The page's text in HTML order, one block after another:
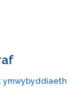
ymwybyddiaeth